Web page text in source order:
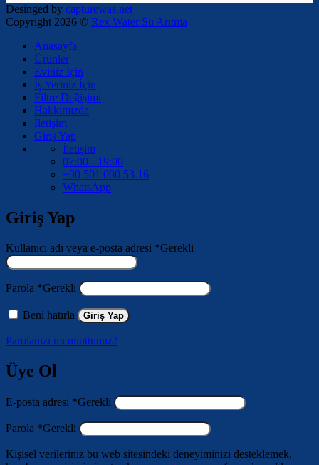
Desinged by capturewas.net
Copyright 2026 © Rex Water Su Arıtma
Anasayfa
Ürünler
Eviniz İçin
İş Yeriniz İçin
Filtre Değişimi
Hakkımızda
İletişim
Giriş Yap
İletişim
07:00 - 19:00
+90 501 000 53 16
WhatsApp
Giriş Yap
Kullanıcı adı veya e-posta adresi *Gerekli
Parola *Gerekli
Beni hatırla Giriş Yap
Parolanızı mı unuttunuz?
Üye Ol
E-posta adresi *Gerekli
Parola *Gerekli
Kişisel verileriniz bu web sitesindeki deneyiminizi desteklemek,